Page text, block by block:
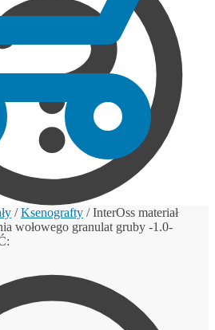
/Ksenografty /InterOss materiał
wołowego granulat gruby -1.0-